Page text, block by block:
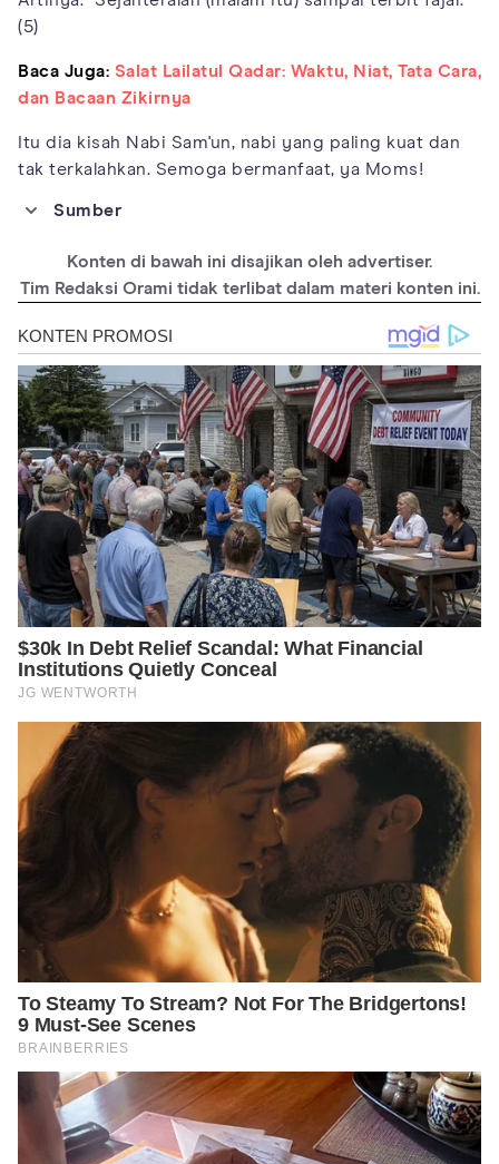
(5)
Baca Juga: Salat Lailatul Qadar: Waktu, Niat, Tata Cara,
dan Bacaan Zikirnya
Itu dia kisah Nabi Sam'un, nabi yang paling kuat dan
tak terkalahkan. Semoga bermanfaat, ya Moms!
Sumber
https://era.id/sejarah/59274/kisah-sam-un-nabi-berkekuatan-
super-yang-dikenal-sebagai-samson-punya-pedang-dari-
rahang-unta
https://www.islampos.com/kisah-nabi-samun-247312/
https://juz-amma.ayatalquran.net/surah-al-qadr-ayat-1-5-arab-
latin-dan-artinya/
Konten di bawah ini disajikan oleh advertiser.
Tim Redaksi Orami tidak terlibat dalam materi konten ini.